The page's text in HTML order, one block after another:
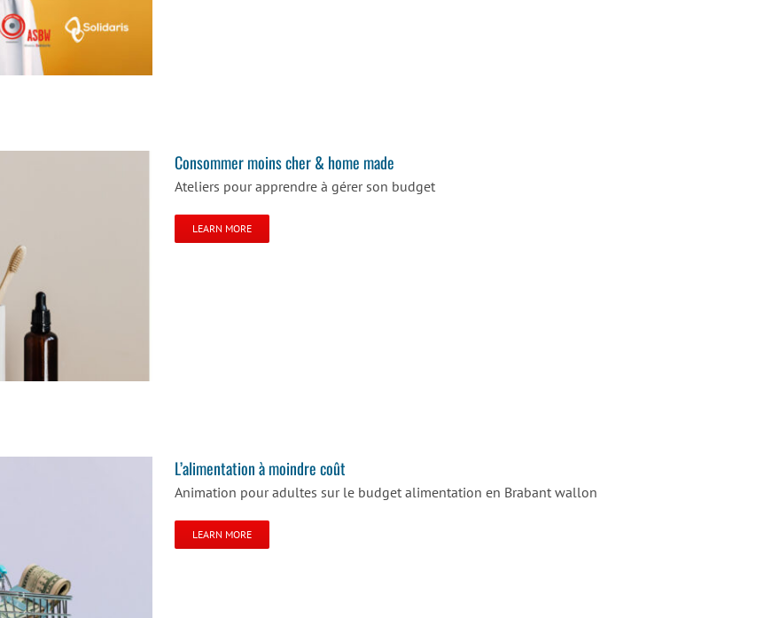
Consommer moins cher & home made
Ateliers pour apprendre à gérer son budget
LEARN MORE
L’alimentation à moindre coût
Animation pour adultes sur le budget alimentation en Brabant wallon
LEARN MORE